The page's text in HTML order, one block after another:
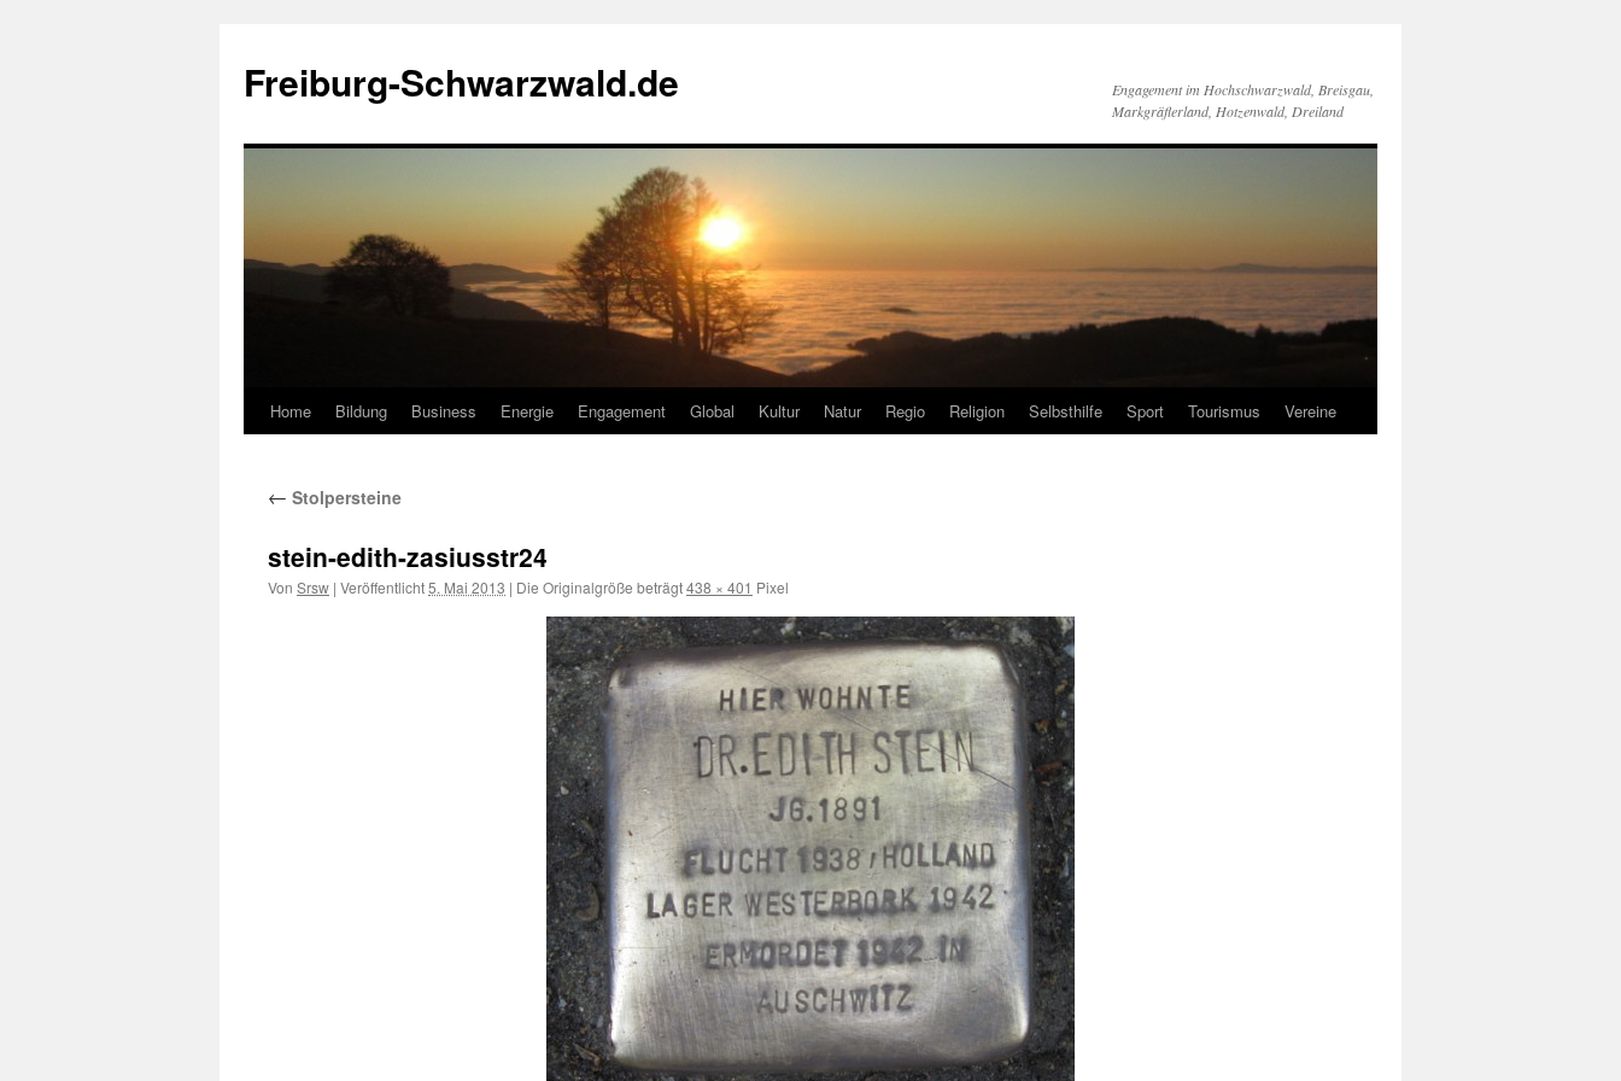
springen
Freiburg-Schwarzwald.de
Engagement im Hochschwarzwald, Breisgau,
Markgräflerland, Hotzenwald, Dreiland
Home Bildung Business Energie Engagement Global Kultur Natur Regio Religion Selbsthilfe Sport Tourismus Vereine
← Stolpersteine
stein-edith-zasiusstr24
Von Srsw | Veröffentlicht5. Mai 2013 | Die Originalgröße beträgt438 × 401 Pixel